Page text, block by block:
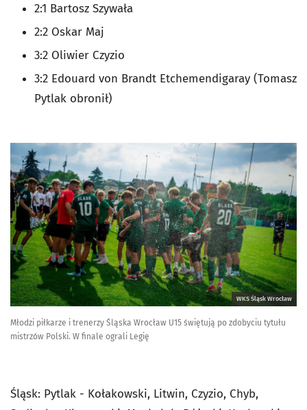
2:1 Bartosz Szywała
2:2 Oskar Maj
3:2 Oliwier Czyzio
3:2 Edouard von Brandt Etchemendigaray (Tomasz
Pytlak obronił)
WKS Śląsk Wrocław
Młodzi piłkarze i trenerzy Śląska Wrocław U15 świętują po zdobyciu tytułu
mistrzów Polski. W finale ograli Legię
Śląsk: Pytlak - Kołakowski, Litwin, Czyzio, Chyb,